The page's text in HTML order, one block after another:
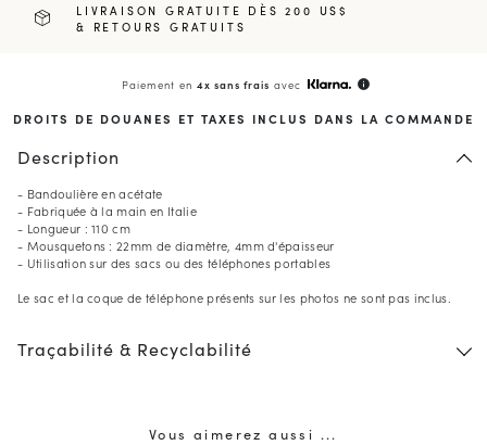
LIVRAISON GRATUITE DÈS 200 US$
& RETOURS GRATUITS
Paiement en 4x sans frais avec info
DROITS DE DOUANES ET TAXES INCLUS DANS LA COMMANDE
Description
- Bandoulière en acétate
- Fabriquée à la main en Italie
- Longueur : 110 cm
- Mousquetons : 22mm de diamètre, 4mm d'épaisseur
- Utilisation sur des sacs ou des téléphones portables
Le sac et la coque de téléphone présents sur les photos ne sont pas inclus.
Traçabilité & Recyclabilité
Vous aimerez aussi ...